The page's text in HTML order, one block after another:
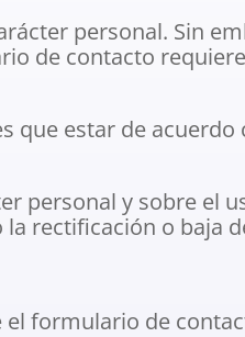
personal. Sin
de contacto
que estar de acuerdo
personal y sobre el
rectificación o baja
el formulario de